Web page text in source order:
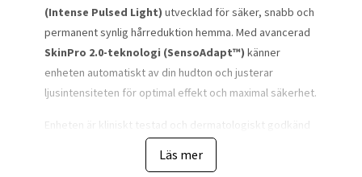
(Intense Pulsed Light) utvecklad för säker, snabb och
permanent synlig hårreduktion hemma. Med avancerad
SkinPro 2.0-teknologi (SensoAdapt™) känner
enheten automatiskt av din hudton och justerar
ljusintensiteten för optimal effekt och maximal säkerhet.
Enheten är kliniskt testad och dermatologiskt godkänd
Skin Health Alliance
, vilket gör den trygg att
använda på både ben, armar, armhålor, bikinilinje och
Läs mer